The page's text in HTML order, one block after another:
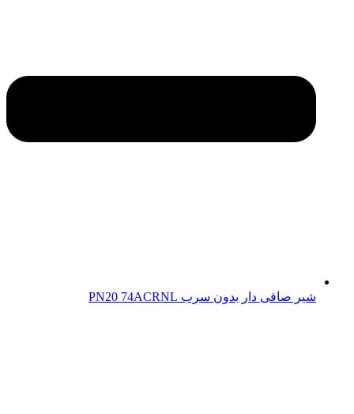
شیر صافی دار بدون سرب PN20 74ACRNL